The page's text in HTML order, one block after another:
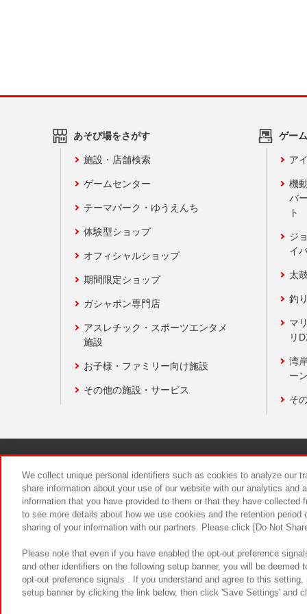
あそび場をさがす
施設・店舗検索
ゲームセンター
テーマパーク・ゆうえんち
体験型ショップ
オフィシャルショップ
期間限定ショップ
ガシャポン専門店
アスレチック・スポーツエンタメ
施設
お子様・ファミリー向け施設
その他の施設・サービス
ゲー
ア
機
バ
ト
ジ
イ
太
釣
マ
リ
湾
ー
そ
食品のご
We collect unique personal identifiers such as cookies to analyze our
share information about your use of our website with our analytics and
information that you have provided to them or that they have
to see more details about how we use cookies and the retention
sharing of your information with our partners. Please click [Do Not
Please note that even if you have enabled the opt-out preference
and other identifiers on the following setup banner, you will be
opt-out preference signals . If you understand and agree to this
setup banner by clicking the link below, then click 'Save Settings' and